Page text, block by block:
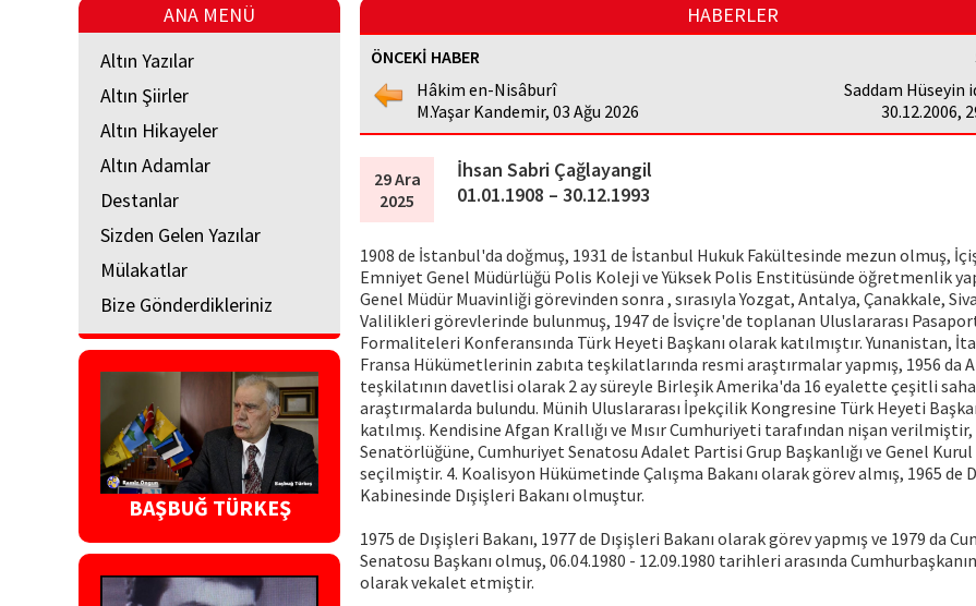
ANA MENÜ
Altın Yazılar
Altın Şiirler
Altın Hikayeler
Altın Adamlar
Destanlar
Sizden Gelen Yazılar
Mülakatlar
Bize Gönderdikleriniz
BAŞBUĞ TÜRKEŞ
HABERLER
ÖNCEKİ HABER
Hâkim en-Nisâburî
M.Yaşar Kandemir, 03 Ağu 2026
Saddam Hüseyin
30.12.2006,
29 Ara
2025
İhsan Sabri Çağlayangil
01.01.1908 – 30.12.1993
1908 de İstanbul'da doğmuş, 1931 de İstanbul Hukuk Fakültesinde mezun olmuş,
Emniyet Genel Müdürlüğü Polis Koleji ve Yüksek Polis Enstitüsünde öğretmenlik
Genel Müdür Muavinliği görevinden sonra , sırasıyla Yozgat, Antalya, Çanakkale,
Valilikleri görevlerinde bulunmuş, 1947 de İsviçre'de toplanan Uluslararası
Formaliteleri Konferansında Türk Heyeti Başkanı olarak katılmıştır. Yunanistan,
Fransa Hükümetlerinin zabıta teşkilatlarında resmi araştırmalar yapmış, 1956 da
teşkilatının davetlisi olarak 2 ay süreyle Birleşik Amerika'da 16 eyalette çeşitli
araştırmalarda bulundu. Münih Uluslararası İpekçilik Kongresine Türk Heyeti
katılmış. Kendisine Afgan Krallığı ve Mısır Cumhuriyeti tarafından nişan verilmiştir,
Senatörlüğüne, Cumhuriyet Senatosu Adalet Partisi Grup Başkanlığı ve Genel
seçilmiştir. 4. Koalisyon Hükümetinde Çalışma Bakanı olarak görev almış, 1965 de
Kabinesinde Dışişleri Bakanı olmuştur.
1975 de Dışişleri Bakanı, 1977 de Dışişleri Bakanı olarak görev yapmış ve 1979 da
Senatosu Başkanı olmuş, 06.04.1980 - 12.09.1980 tarihleri arasında
olarak vekalet etmiştir.